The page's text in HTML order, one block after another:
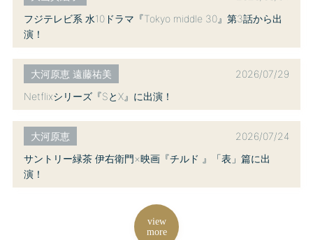
フジテレビ系 水10ドラマ『Tokyo middle 30』第3話から出
演！
大河原恵 遠藤祐美
2026/07/29
Netflixシリーズ『SとX』に出演！
大河原恵
2026/07/24
サントリー緑茶 伊右衛門×映画『チルド 』「表」篇に出
演！
view
more